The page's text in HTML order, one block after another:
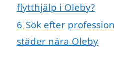
flytthjälp i Oleby?
6 Sök efter
städer nära Oleby